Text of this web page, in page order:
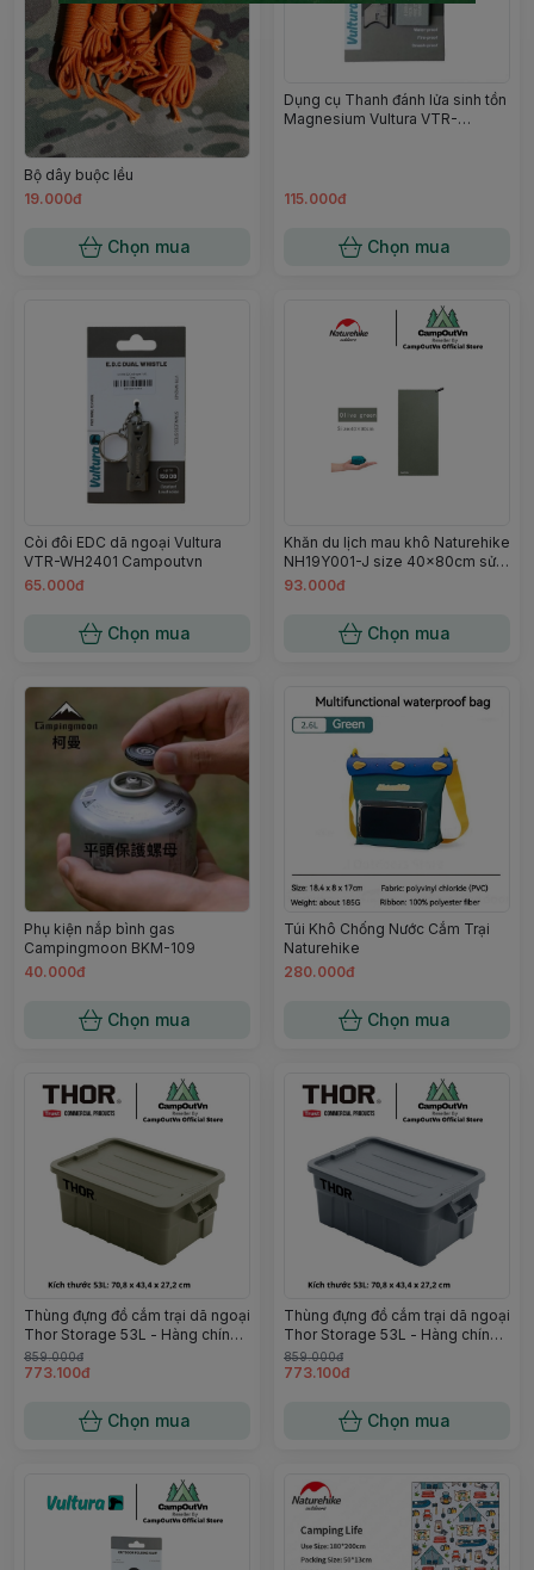
Bộ dây buộc lều
19.000đ
Chọn mua
Dụng cụ Thanh đánh lửa sinh tồn
Magnesium Vultura VTR-
115.000đ
Chọn mua
Còi đôi EDC dã ngoại Vultura
VTR-WH2401 Campoutvn
65.000đ
Chọn mua
Khăn du lịch mau khô Naturehike
NH19Y001-J size 40x80cm sử
dụng lau người tiện dụng
93.000đ
Chọn mua
Phụ kiện nắp bình gas
Campingmoon BKM-109
40.000đ
Chọn mua
Túi Khô Chống Nước Cắm Trại
Naturehike
280.000đ
Chọn mua
Thùng đựng đồ cắm trại dã ngoại
Thor Storage 53L - Hàng chính
hãng Full Vat
859.000đ
773.100đ
Chọn mua
Thùng đựng đồ cắm trại dã ngoại
Thor Storage 53L - Hàng chính
hãng Full Vat
859.000đ
773.100đ
Chọn mua